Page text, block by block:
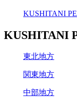
KUSHITANI
KUSHITANI
東北地方
関東地方
中部地方